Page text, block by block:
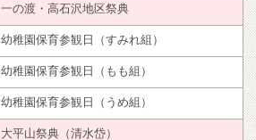
一の渡・高石沢地区祭典
幼稚園保育参観日（すみれ組）
幼稚園保育参観日（もも組）
幼稚園保育参観日（うめ組）
大平山祭典（清水岱）